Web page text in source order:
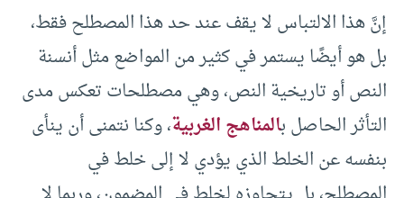
إنَّ هذا الالتباس لا يقف عند حد هذا المصطلح فقط،
بل هو أيضًا يستمر في كثير من المواضع مثل أنسنة
النص أو تاريخية النص، وهي مصطلحات تعكس مدى
التأثر الحاصل بالمناهج الغربية، وكنا نتمنى أن ينأى
بنفسه عن الخلط الذي يؤدي لا إلى خلط في